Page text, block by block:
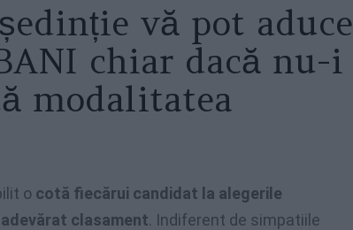
vă pot aduce
chiar dacă nu-i
modalitatea
o cotă fiecărui candidat la alegerile
adevărat clasament. Indiferent de simpatiile